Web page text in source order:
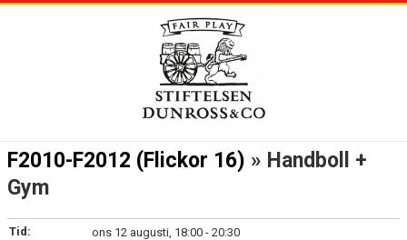
TRUPPEN
KONTAKT
F2010-F2012 (Flickor 16) » Handboll +
Gym
Tid:
ons 12 augusti, 18:00 - 20:30